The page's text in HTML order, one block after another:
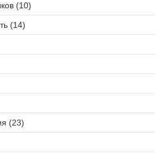
(10)
(14)
(23)